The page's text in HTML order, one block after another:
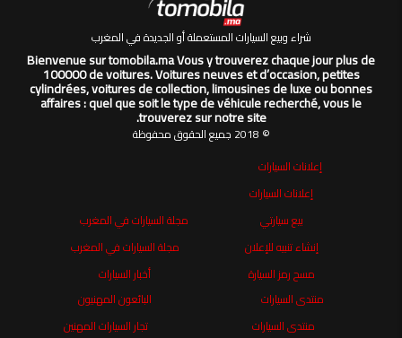
شراء وبيع السيارات المستعملة أو الجديدة في المغرب
Bienvenue sur tomobila.ma Vous y trouverez chaque jour plus de
100000 de voitures. Voitures neuves et d’occasion, petites
cylindrées, voitures de collection, limousines de luxe ou bonnes
affaires : quel que soit le type de véhicule recherché, vous le
trouverez sur notre site.
© 2018 جميع الحقوق محفوظة
إعلانات السيارات
إعلانات السيارات
بيع سيارتي
إنشاء تنبيه للإعلان
مسح رمز السيارة
مجلة السيارات في المغرب
مجلة السيارات في المغرب
أخبار السيارات
منتدى السيارات
منتدى السيارات
البائعون المهنيون
تجار السيارات المهنين